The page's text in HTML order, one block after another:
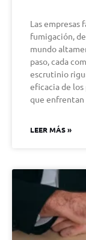
Las empresas
fumigación,
mundo
paso, cada
escrutinio
eficacia de
que enfrentan
LEER MÁS »